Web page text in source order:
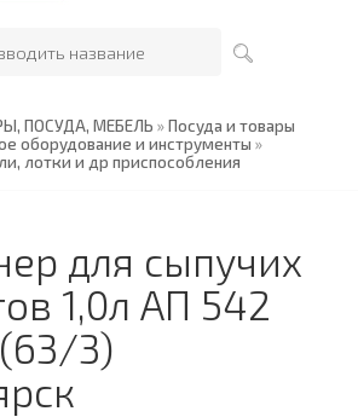
ПОСУДА, МЕБЕЛЬ »Посуда и товары
оборудование и инструменты »
лотки и др приспособления
для сыпучих
1,0л АП 542
3)